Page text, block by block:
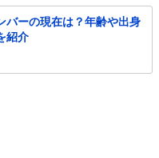
バーの現在は？年齢や出身
紹介